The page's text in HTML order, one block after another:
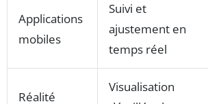
Applications
mobiles
Suivi et
ajustement en
temps réel
Réalité
Visualisation